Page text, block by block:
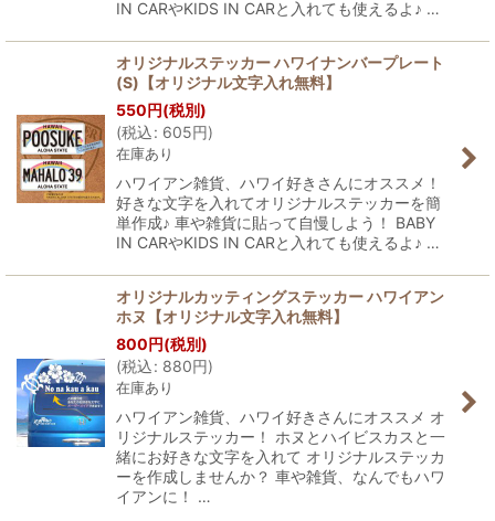
IN CARやKIDS IN CARと入れても使えるよ♪ …
オリジナルステッカー ハワイナンバープレート
(S)【オリジナル文字入れ無料】
550円(税別)
(税込: 605円)
在庫あり
ハワイアン雑貨、ハワイ好きさんにオススメ！
好きな文字を入れてオリジナルステッカーを簡
単作成♪ 車や雑貨に貼って自慢しよう！ BABY
IN CARやKIDS IN CARと入れても使えるよ♪ …
オリジナルカッティングステッカー ハワイアン
ホヌ【オリジナル文字入れ無料】
800円(税別)
(税込: 880円)
在庫あり
ハワイアン雑貨、ハワイ好きさんにオススメ オ
リジナルステッカー！ ホヌとハイビスカスと一
緒にお好きな文字を入れて オリジナルステッカ
ーを作成しませんか？ 車や雑貨、なんでもハワ
イアンに！ …